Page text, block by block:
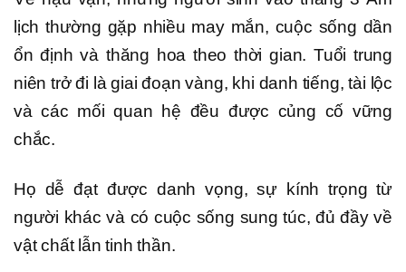
lịch thường gặp nhiều may mắn, cuộc sống dần
ổn định và thăng hoa theo thời gian. Tuổi trung
niên trở đi là giai đoạn vàng, khi danh tiếng, tài lộc
và các mối quan hệ đều được củng cố vững
chắc.
Họ dễ đạt được danh vọng, sự kính trọng từ
người khác và có cuộc sống sung túc, đủ đầy về
vật chất lẫn tinh thần.